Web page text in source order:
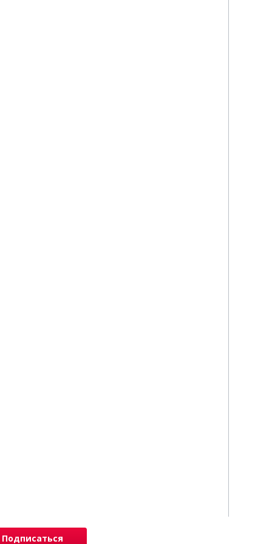
Подписаться